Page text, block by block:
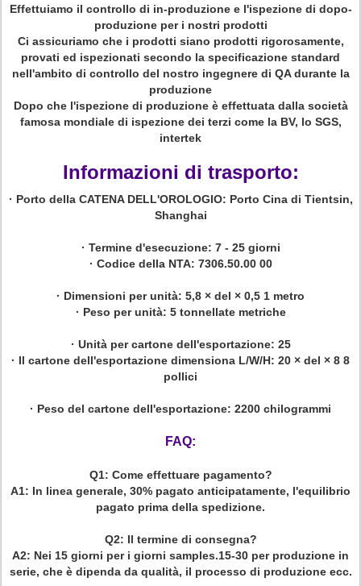
Effettuiamo il controllo di in-produzione e l'ispezione di dopo-
produzione per i nostri prodotti
Ci assicuriamo che i prodotti siano prodotti rigorosamente,
provati ed ispezionati secondo la specificazione standard
nell'ambito di controllo del nostro ingegnere di QA durante la
produzione
Dopo che l'ispezione di produzione è effettuata dalla società
famosa mondiale di ispezione dei terzi come la BV, lo SGS,
intertek
Informazioni di trasporto:
· Porto della CATENA DELL'OROLOGIO: Porto Cina di Tientsin,
Shanghai
· Termine d'esecuzione: 7 - 25 giorni
· Codice della NTA: 7306.50.00 00
· Dimensioni per unità: 5,8 × del × 0,5 1 metro
· Peso per unità: 5 tonnellate metriche
· Unità per cartone dell'esportazione: 25
· Il cartone dell'esportazione dimensiona L/W/H: 20 × del × 8 8
pollici
· Peso del cartone dell'esportazione: 2200 chilogrammi
FAQ:
Q1: Come effettuare pagamento?
A1: In linea generale, 30% pagato anticipatamente, l'equilibrio
pagato prima della spedizione.
Q2: Il termine di consegna?
A2: Nei 15 giorni per i giorni samples.15-30 per produzione in
serie, che è dipenda da qualità, il processo di produzione ecc.